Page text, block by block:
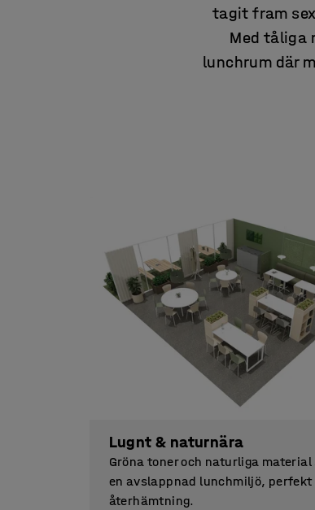
tagit fram
Med tåliga
lunchrum där
Lugnt & naturnära
Gröna toner och naturliga
en avslappnad lunchmiljö, perfekt
återhämtning.